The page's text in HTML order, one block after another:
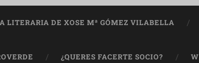
LITERARIA DE XOSE Mª GÓMEZ VILABELLA
¿QUERES FACERTE SOCIO?